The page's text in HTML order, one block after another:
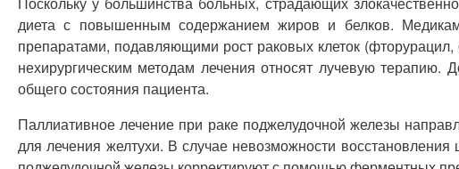
диета с повышенным содержанием жиров и белков.
препаратами, подавляющими рост раковых клеток (фторурацил,
нехирургическим методам лечения относят лучевую терапию.
общего состояния пациента.
Паллиативное лечение при раке поджелудочной железы
для лечения желтухи. В случае невозможности